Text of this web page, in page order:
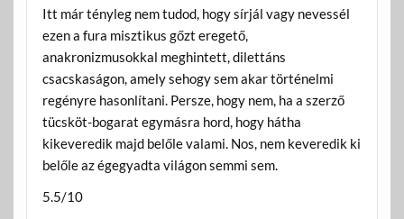
Itt már tényleg nem tudod, hogy sírjál vagy nevessél
ezen a fura misztikus gőzt eregető,
anakronizmusokkal meghintett, dilettáns
csacskaságon, amely sehogy sem akar történelmi
regényre hasonlítani. Persze, hogy nem, ha a szerző
tücsköt-bogarat egymásra hord, hogy hátha
kikeveredik majd belőle valami. Nos, nem keveredik ki
belőle az égegyadta világon semmi sem.
5.5/10